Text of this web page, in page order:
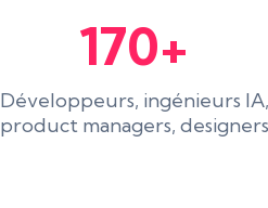
170+
Développeurs, ingénieurs IA,
product managers, designers